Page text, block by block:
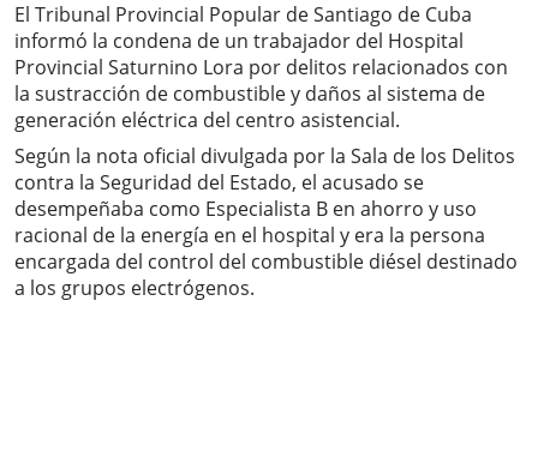
El Tribunal Provincial Popular de Santiago de Cuba
informó la condena de un trabajador del Hospital
Provincial Saturnino Lora por delitos relacionados con
la sustracción de combustible y daños al sistema de
generación eléctrica del centro asistencial.
Según la nota oficial divulgada por la Sala de los Delitos
contra la Seguridad del Estado, el acusado se
desempeñaba como Especialista B en ahorro y uso
racional de la energía en el hospital y era la persona
encargada del control del combustible diésel destinado
a los grupos electrógenos.